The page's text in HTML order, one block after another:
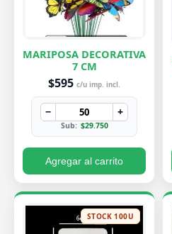
MARIPOSA DECORATIVA
7 CM
$595 c/u imp. incl.
− +
Sub: $29.750
Agregar al carrito
STOCK 100U